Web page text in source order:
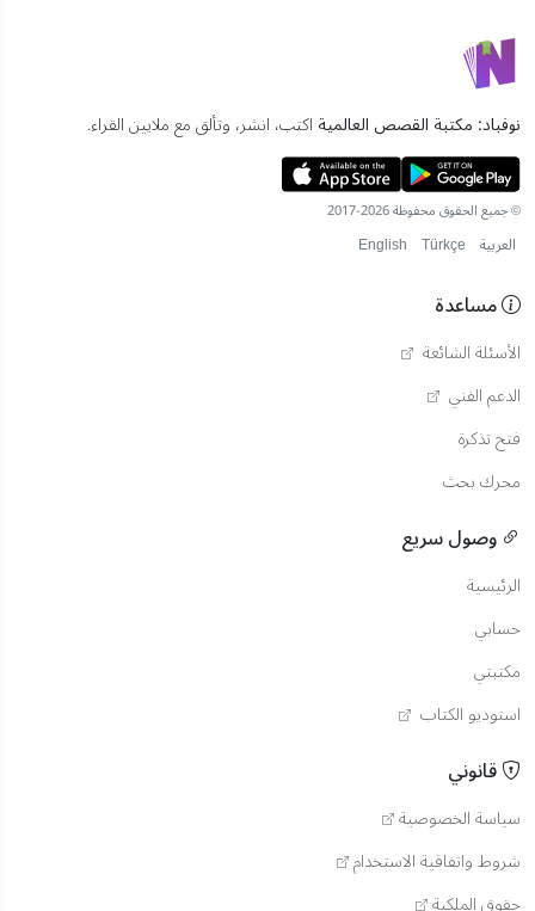
نوفباد: مكتبة القصص العالمية اكتب، انشر، وتألق مع ملايين القراء.
© جميع الحقوق محفوظة 2026-2017
العربية English Türkçe
مساعدة
الأسئلة الشائعة
الدعم الفني
فتح تذكرة
محرك بحث
وصول سريع
الرئيسية
حسابي
مكتبتي
استوديو الكتاب
قانوني
سياسة الخصوصية
شروط واتفاقية الاستخدام
حقوق الملكية